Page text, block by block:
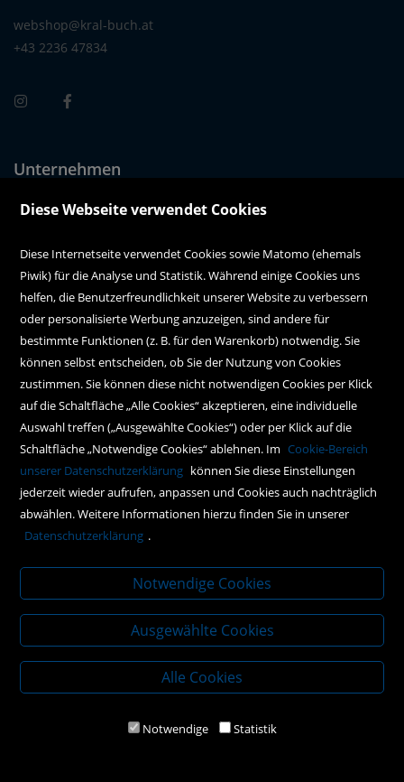
webshop@kral-buch.at
+43 2236 47834
Unternehmen
Über uns
Kundenservice
Hilfe
Kontakt
Social Media
Policy
AGBs
Impressum
Datenschutz
2020 Kral-Buch
Diese Webseite verwendet Cookies
Diese Internetseite verwendet Cookies sowie Matomo (ehemals
Piwik) für die Analyse und Statistik. Während einige Cookies uns
helfen, die Benutzerfreundlichkeit unserer Website zu verbessern
oder personalisierte Werbung anzuzeigen, sind andere für
bestimmte Funktionen (z. B. für den Warenkorb) notwendig. Sie
können selbst entscheiden, ob Sie der Nutzung von Cookies
zustimmen. Sie können diese nicht notwendigen Cookies per Klick
auf die Schaltfläche „Alle Cookies“ akzeptieren, eine individuelle
Auswahl treffen („Ausgewählte Cookies“) oder per Klick auf die
Schaltfläche „Notwendige Cookies“ ablehnen. Im Cookie-Bereich
unserer Datenschutzerklärung können Sie diese Einstellungen
jederzeit wieder aufrufen, anpassen und Cookies auch nachträglich
abwählen. Weitere Informationen hierzu finden Sie in unserer
Datenschutzerklärung .
Notwendige Cookies
Ausgewählte Cookies
Alle Cookies
Notwendige Statistik